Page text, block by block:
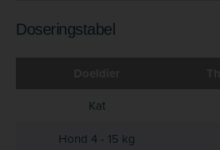
Doseringstabel
Kat
Hond 4 - 15 kg